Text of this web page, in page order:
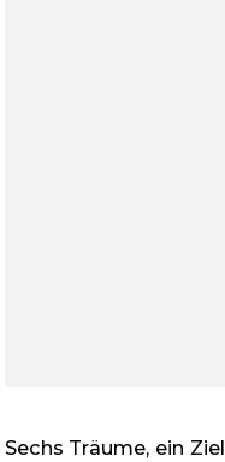
Sechs Träume, ein Ziel